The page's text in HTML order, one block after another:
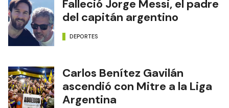
Falleció Jorge Messi, el padre
del capitán argentino
DEPORTES
Carlos Benítez Gavilán
ascendió con Mitre a la Liga
Argentina